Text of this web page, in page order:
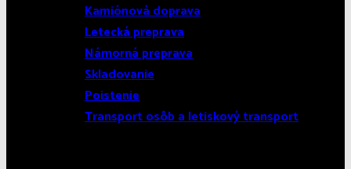
Kamiónová doprava
Letecká preprava
Námorná preprava
Skladovanie
Poistenie
Transport osôb a letiskový transport